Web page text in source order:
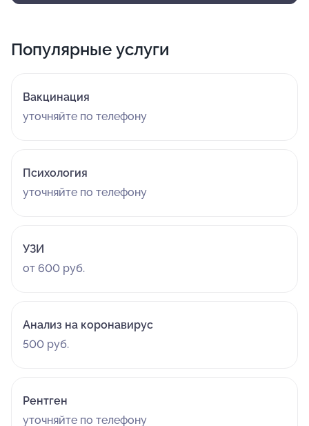
Популярные услуги
Вакцинация
уточняйте по телефону
Психология
уточняйте по телефону
УЗИ
от 600 руб.
Анализ на коронавирус
500 руб.
Рентген
уточняйте по телефону